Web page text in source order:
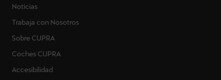
Noticias
Trabaja con Nosotros
Sobre CUPRA
Coches CUPRA
Accesibilidad